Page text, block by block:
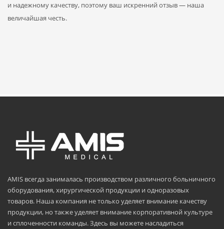
и надежному качеству, поэтому ваш искренний отзыв — наша
величайшая честь.
AMIS всегда занималась производством различного больничного
оборудования, хирургической продукции и одноразовых
товаров. Наша компания не только уделяет внимание качеству
продукции, но также уделяет внимание корпоративной культуре
и сплоченности команды. Здесь вы можете насладиться